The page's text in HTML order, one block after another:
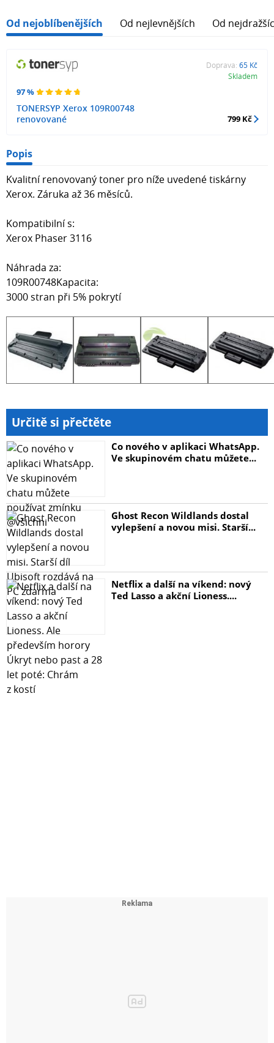
Od nejoblíbenějších Od nejlevnějších Od
97 %
TONERSYP Xerox 109R00748
renovované
Doprava: 65 Kč
Skladem
799 Kč
Popis
Kvalitní renovovaný toner pro níže uvedené tiskárny
Xerox. Záruka až 36 měsíců.
Kompatibilní s:
Xerox Phaser 3116
Náhrada za:
109R00748Kapacita:
3000 stran při 5% pokrytí
Určitě si přečtěte
Co nového v aplikaci WhatsApp.
Ve skupinovém chatu můžete...
Ghost Recon Wildlands dostal
vylepšení a novou misi. Starší...
Netflix a další na víkend: nový
Ted Lasso a akční Lioness....